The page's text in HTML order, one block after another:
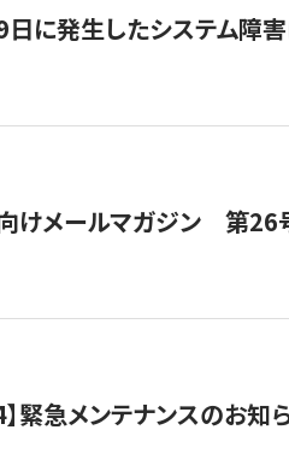
に発生したシステム障害
けメールマガジン 第26
】緊急メンテナンスのお知